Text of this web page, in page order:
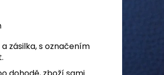
zásilka, s označením